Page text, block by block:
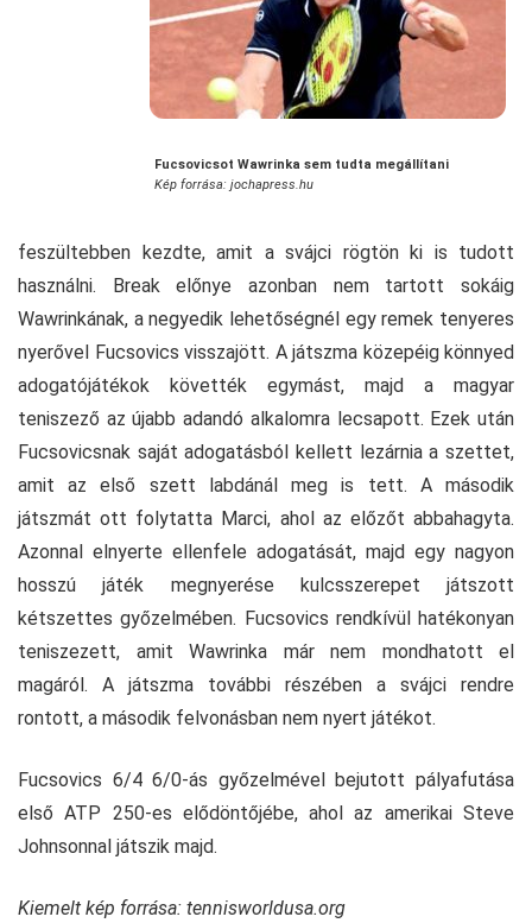
Fucsovicsot Wawrinka sem tudta megállítani
Kép forrása: jochapress.hu
feszültebben kezdte, amit a svájci rögtön ki is tudott
használni. Break előnye azonban nem tartott sokáig
Wawrinkának, a negyedik lehetőségnél egy remek tenyeres
nyerővel Fucsovics visszajött. A játszma közepéig könnyed
adogatójátékok követték egymást, majd a magyar
teniszező az újabb adandó alkalomra lecsapott. Ezek után
Fucsovicsnak saját adogatásból kellett lezárnia a szettet,
amit az első szett labdánál meg is tett. A második
játszmát ott folytatta Marci, ahol az előzőt abbahagyta.
Azonnal elnyerte ellenfele adogatását, majd egy nagyon
hosszú játék megnyerése kulcsszerepet játszott
kétszettes győzelmében. Fucsovics rendkívül hatékonyan
teniszezett, amit Wawrinka már nem mondhatott el
magáról. A játszma további részében a svájci rendre
rontott, a második felvonásban nem nyert játékot.
Fucsovics 6/4 6/0-ás győzelmével bejutott pályafutása
első ATP 250-es elődöntőjébe, ahol az amerikai Steve
Johnsonnal játszik majd.
Kiemelt kép forrása: tennisworldusa.org